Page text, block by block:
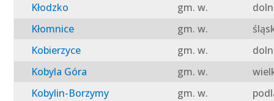
Kłodzko
gm. w.
Kłomnice
gm. w.
Kobierzyce
gm. w.
Kobyla Góra
gm. w.
Kobylin-Borzymy
gm. w.